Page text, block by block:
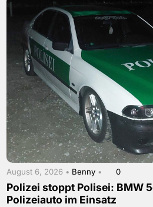
August 6, 2026 • Benny • 0
Polizei stoppt Polisei: BMW
Polizeiauto im Einsatz